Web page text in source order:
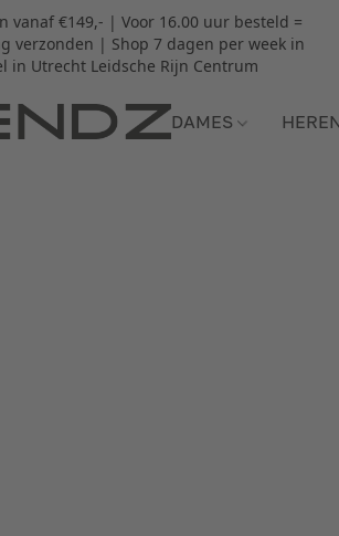
vanaf €149,- | Voor 16.00 uur besteld =
verzonden | Shop 7 dagen per week in
in Utrecht Leidsche Rijn Centrum
DAMES